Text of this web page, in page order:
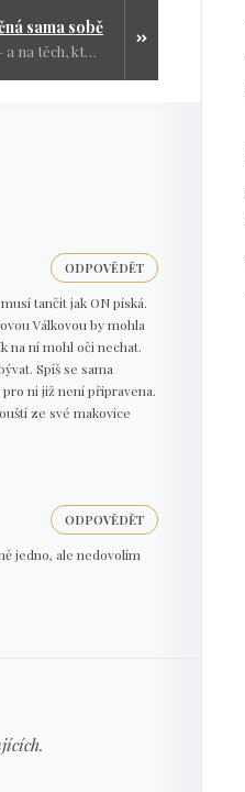
sama sobě
Rozhodnutí je na nás – a na těch, kteří přijdou po nás.
tančit jak ON píská.
Válkovou by mohla
na ní mohl oči nechat.
Spíš se sama
ni již není připravena.
ze své makovice
ODPOVĚDĚT
jedno, ale nedovolím
ODPOVĚDĚT